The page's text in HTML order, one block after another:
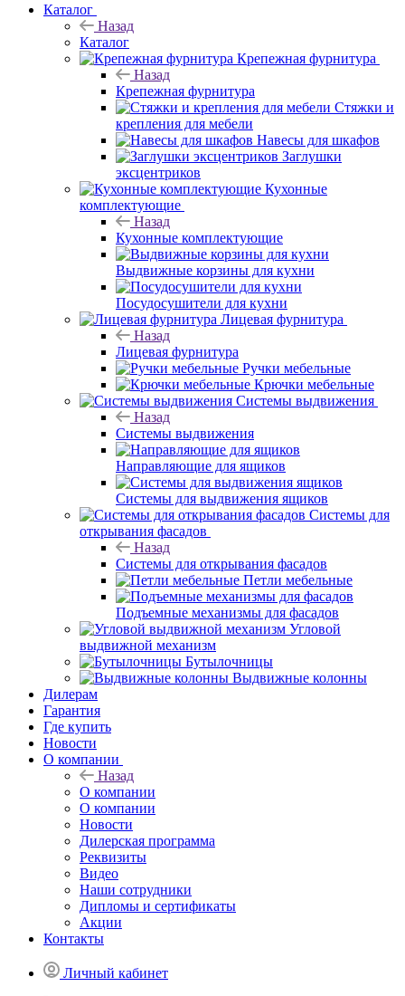
Каталог
Назад
Каталог
Крепежная фурнитура
Назад
Крепежная фурнитура
Стяжки и
крепления для мебели
Навесы для шкафов
Заглушки
эксцентриков
Кухонные
комплектующие
Назад
Кухонные комплектующие
Выдвижные корзины для кухни
Посудосушители для кухни
Лицевая фурнитура
Назад
Лицевая фурнитура
Ручки мебельные
Крючки мебельные
Системы выдвижения
Назад
Системы выдвижения
Направляющие для ящиков
Системы для выдвижения ящиков
Системы для
открывания фасадов
Назад
Системы для открывания фасадов
Петли мебельные
Подъемные механизмы для фасадов
Угловой
выдвижной механизм
Бутылочницы
Выдвижные колонны
Дилерам
Гарантия
Где купить
Новости
О компании
Назад
О компании
О компании
Новости
Дилерская программа
Реквизиты
Видео
Наши сотрудники
Дипломы и сертификаты
Акции
Контакты
Личный кабинет